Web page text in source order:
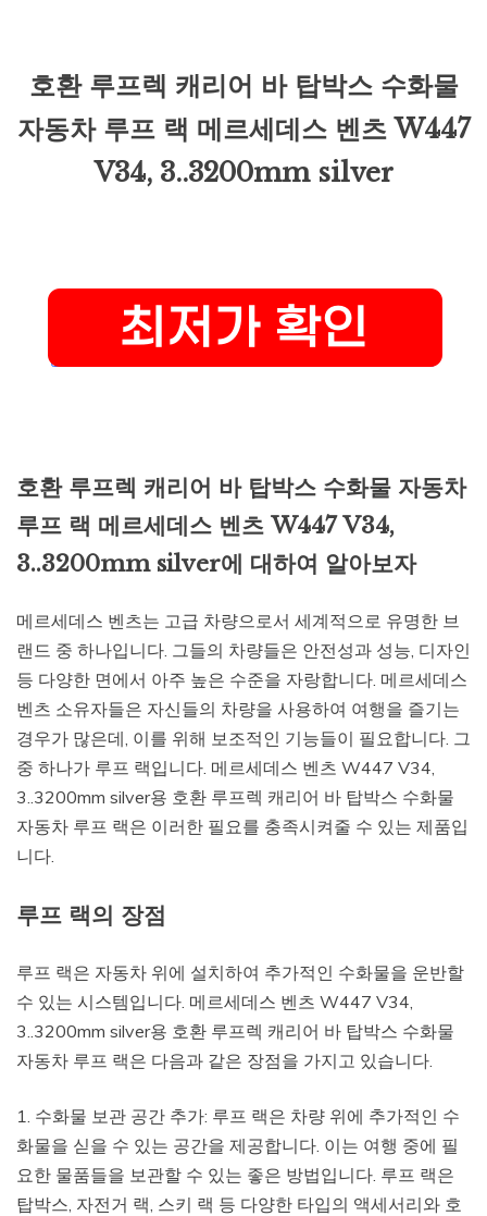
호환 루프렉 캐리어 바 탑박스 수화물
자동차 루프 랙 메르세데스 벤츠 W447
V34, 3..3200mm silver
호환 루프렉 캐리어 바 탑박스 수화물 자동차
루프 랙 메르세데스 벤츠 W447 V34,
3..3200mm silver에 대하여 알아보자
메르세데스 벤츠는 고급 차량으로서 세계적으로 유명한 브
랜드 중 하나입니다. 그들의 차량들은 안전성과 성능, 디자인
등 다양한 면에서 아주 높은 수준을 자랑합니다. 메르세데스
벤츠 소유자들은 자신들의 차량을 사용하여 여행을 즐기는
경우가 많은데, 이를 위해 보조적인 기능들이 필요합니다. 그
중 하나가 루프 랙입니다. 메르세데스 벤츠 W447 V34,
3..3200mm silver용 호환 루프렉 캐리어 바 탑박스 수화물
자동차 루프 랙은 이러한 필요를 충족시켜줄 수 있는 제품입
니다.
루프 랙의 장점
루프 랙은 자동차 위에 설치하여 추가적인 수화물을 운반할
수 있는 시스템입니다. 메르세데스 벤츠 W447 V34,
3..3200mm silver용 호환 루프렉 캐리어 바 탑박스 수화물
자동차 루프 랙은 다음과 같은 장점을 가지고 있습니다.
1. 수화물 보관 공간 추가: 루프 랙은 차량 위에 추가적인 수
화물을 싣을 수 있는 공간을 제공합니다. 이는 여행 중에 필
요한 물품들을 보관할 수 있는 좋은 방법입니다. 루프 랙은
탑박스, 자전거 랙, 스키 랙 등 다양한 타입의 액세서리와 호